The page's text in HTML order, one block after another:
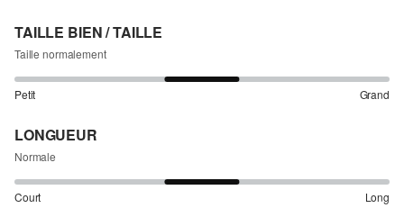
TAILLE BIEN / TAILLE
Taille normalement
Petit Grand
LONGUEUR
Normale
Court Long